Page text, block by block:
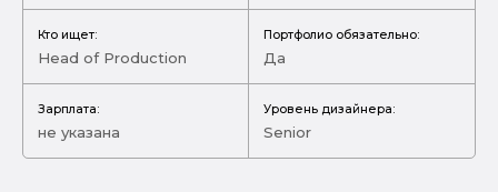
Кто ищет:
Head of Production
Портфолио обязательно:
Да
Зарплата:
не указана
Уровень дизайнера:
Senior